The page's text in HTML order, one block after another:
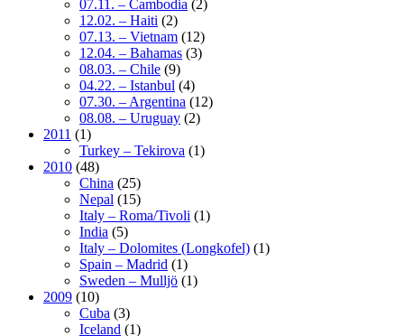
07.11. – Cambodia (2)
12.02. – Haiti (2)
07.13. – Vietnam (12)
12.04. – Bahamas (3)
08.03. – Chile (9)
04.22. – Istanbul (4)
07.30. – Argentina (12)
08.08. – Uruguay (2)
2011 (1)
Turkey – Tekirova (1)
2010 (48)
China (25)
Nepal (15)
Italy – Roma/Tivoli (1)
India (5)
Italy – Dolomites (Longkofel) (1)
Spain – Madrid (1)
Sweden – Mulljö (1)
2009 (10)
Cuba (3)
Iceland (1)